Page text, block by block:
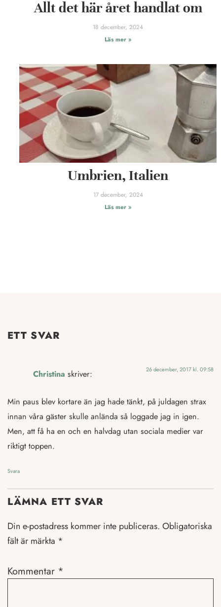
Allt det här året handlat om
18 december, 2024
Läs mer »
Umbrien, Italien
17 december, 2024
Läs mer »
ETT SVAR
Christina skriver: 26 december, 2017 kl. 09:58
Min paus blev kortare än jag hade tänkt, på juldagen strax
innan våra gäster skulle anlända så loggade jag in igen.
Men, att få ha en och en halvdag utan sociala medier var
riktigt toppen.
Svara
LÄMNA ETT SVAR
Din e-postadress kommer inte publiceras. Obligatoriska
fält är märkta *
Kommentar *